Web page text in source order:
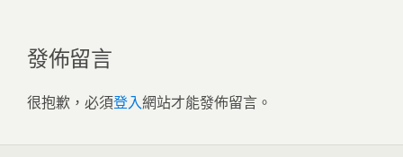
發佈留言
很抱歉，必須登入網站才能發佈留言。